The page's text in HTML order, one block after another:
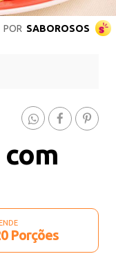
POR SABOROSOS
Porções